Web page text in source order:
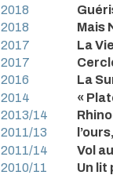
2018
2018
Mais
2017
La
2017
2016
La
2014
«
2013/14
2011/13
2011/14
Vol
2010/11
Un lit